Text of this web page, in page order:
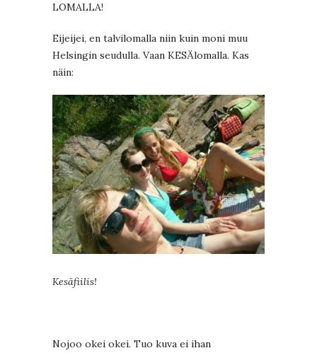
LOMALLA!
Eijeijei, en talvilomalla niin kuin moni muu
Helsingin seudulla. Vaan KESÄlomalla. Kas
näin:
Kesäfiilis!
Nojoo okei okei. Tuo kuva ei ihan